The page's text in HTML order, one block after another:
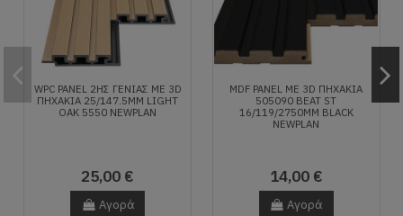
WPC PANEL 2ΗΣ ΓΕΝΙΑΣ ΜΕ 3D
ΠΗΧΑΚΙΑ 25/147.5MM LIGHT
OAK 5550 NEWPLAN
25,00 €
Αγορά
MDF PANEL ΜΕ 3D ΠΗΧΑΚΙΑ
505090 BEAT ST
16/119/2750MM BLACK
NEWPLAN
14,00 €
Αγορά